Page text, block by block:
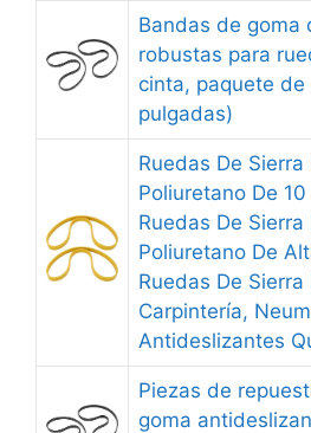
Bandas de goma
robustas para
cinta, paquete de
pulgadas)
Ruedas De Sierra
Poliuretano De
Ruedas De Sierra
Poliuretano De
Ruedas De
Carpintería,
Antideslizantes
Piezas de
goma